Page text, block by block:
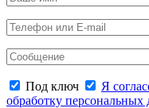
Под ключ
Я
обработку персональных